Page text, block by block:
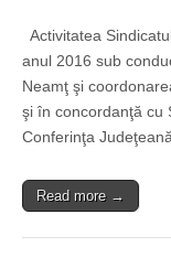
Activitatea
anul 2016 sub
Neamţ şi
şi în concordanţă cu
Conferinţa
Read more →